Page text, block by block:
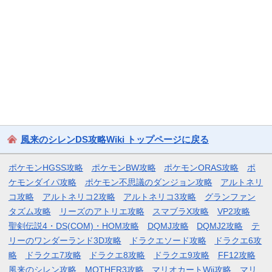
風来のシレンDS攻略Wiki トップページに戻る
ポケモンHGSS攻略 ポケモンBW攻略 ポケモンORAS攻略
ポ
ケモンダイパ攻略
ポケモン不思議のダンジョン攻略
アルトネリ
コ攻略
アルトネリコ2攻略 アルトネリコ3攻略
グランファン
タズム攻略
リーズのアトリエ攻略 スマブラX攻略
VP2攻略
聖剣伝説4・DS(COM)・HOM攻略
DQMJ攻略 DQMJ2攻略
テ
リーのワンダーランド3D攻略
ドラクエソード攻略
ドラクエ6攻
略
ドラクエ7攻略 ドラクエ8攻略 ドラクエ9攻略
FF12攻略
風来のシレン攻略
MOTHER3攻略 マリオカートWii攻略 マリ